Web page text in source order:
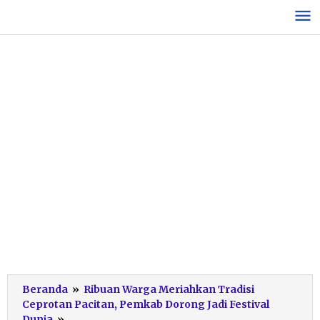
konten
Beranda » Ribuan Warga Meriahkan Tradisi
Ceprotan Pacitan, Pemkab Dorong Jadi Festival